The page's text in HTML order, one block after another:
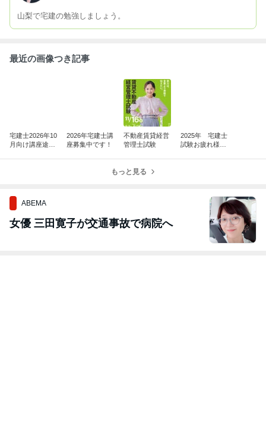
山梨で宅建の勉強しましょう。
最近の画像つき記事
宅建士2026年10
月向け講座途中
2026年宅建士講
座募集中です！
不動産賃貸経営
管理士試験
2025年 宅建士
試験お疲れ様で
もっと見る
ABEMA
女優 三田寛子が交通事故で病院へ